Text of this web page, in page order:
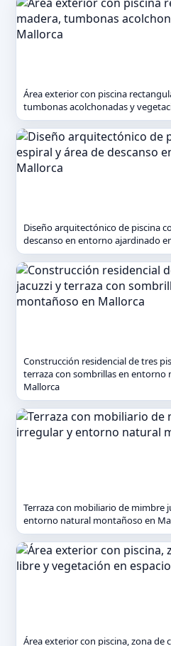
Área exterior con piscina
tumbonas acolchonadas y
Diseño arquitectónico de piscina
descanso en entorno ajardinado
Construcción residencial de tres
terraza con sombrillas en entorno
Mallorca
Terraza con mobiliario de mimbre
entorno natural montañoso en
Área exterior con piscina, zona de